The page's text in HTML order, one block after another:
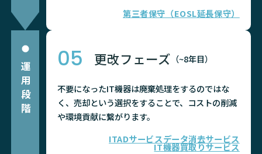
第三者保守（EOSL延長保守）
運用段階
05 更改フェーズ （~8年目）
不要になったIT機器は廃棄処理をするのではな
く、売却という選択をすることで、コストの削減
や環境貢献に繋がります。
ITADサービスデータ消去サービス
IT機器買取りサービス